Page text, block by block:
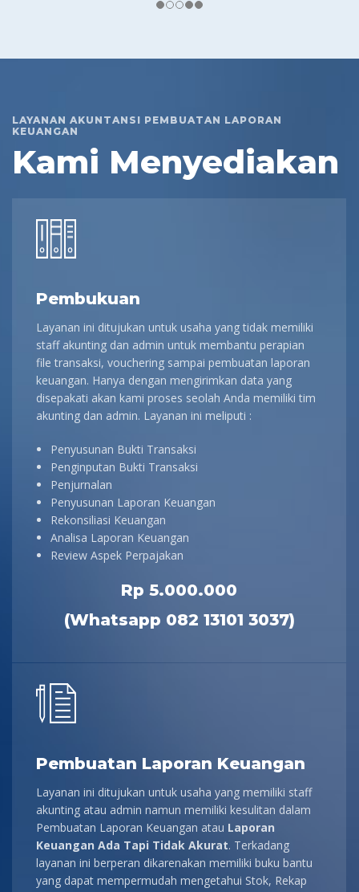
LAYANAN AKUNTANSI PEMBUATAN LAPORAN
KEUANGAN
Kami Menyediakan
Pembukuan
Layanan ini ditujukan untuk usaha yang tidak memiliki
staff akunting dan admin untuk membantu perapian
file transaksi, vouchering sampai pembuatan laporan
keuangan. Hanya dengan mengirimkan data yang
disepakati akan kami proses seolah Anda memiliki tim
akunting dan admin. Layanan ini meliputi :
Penyusunan Bukti Transaksi
Penginputan Bukti Transaksi
Penjurnalan
Penyusunan Laporan Keuangan
Rekonsiliasi Keuangan
Analisa Laporan Keuangan
Review Aspek Perpajakan
Rp 5.000.000
(Whatsapp 082 13101 3037)
Pembuatan Laporan Keuangan
Layanan ini ditujukan untuk usaha yang memiliki staff
akunting atau admin namun memiliki kesulitan dalam
Pembuatan Laporan Keuangan atau Laporan
Keuangan Ada Tapi Tidak Akurat. Terkadang
layanan ini berperan dikarenakan memiliki buku bantu
yang dapat mempermudah mengetahui Stok, Rekap